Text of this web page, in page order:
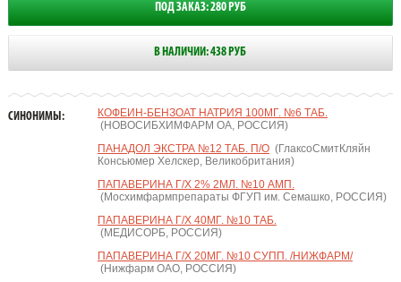
ПОД ЗАКАЗ: 280 РУБ
В НАЛИЧИИ: 438 РУБ
СИНОНИМЫ:
КОФЕИН-БЕНЗОАТ НАТРИЯ 100МГ. №6 ТАБ.
(НОВОСИБХИМФАРМ ОА, РОССИЯ)
ПАНАДОЛ ЭКСТРА №12 ТАБ. П/О(ГлаксоСмитКляйн
Консьюмер Хелскер, Великобритания)
ПАПАВЕРИНА Г/Х 2% 2МЛ. №10 АМП.
(Мосхимфармпрепараты ФГУП им. Семашко, РОССИЯ)
ПАПАВЕРИНА Г/Х 40МГ. №10 ТАБ.
(МЕДИСОРБ, РОССИЯ)
ПАПАВЕРИНА Г/Х 20МГ. №10 СУПП. /НИЖФАРМ/
(Нижфарм ОАО, РОССИЯ)